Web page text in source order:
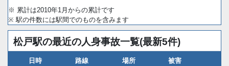
※ 累計は2010年1月からの累計です
※ 駅の件数には駅間でのものを含みます
松戸駅の最近の人身事故一覧(最新5件)
日時 路線 場所 被害